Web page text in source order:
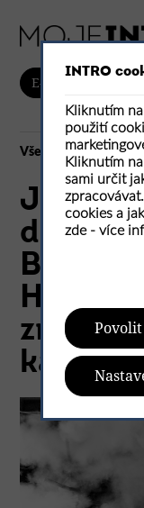
INTRO
Kliknutím
použití
Kliknutím
sami určit
cookies a
zde - více
Povolit
E-shop
Vše
Již 165
dřeva:
Bystřici
změnila